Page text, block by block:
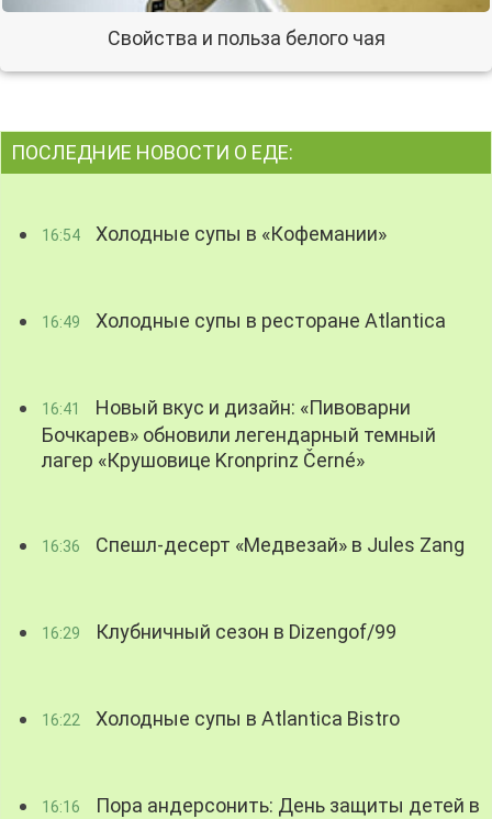
Свойства и польза белого чая
ПОСЛЕДНИЕ НОВОСТИ О ЕДЕ:
16:54 Холодные супы в «Кофемании»
16:49 Холодные супы в ресторане Atlantica
16:41
Новый вкус и дизайн: «Пивоварни
Бочкарев» обновили легендарный темный
лагер «Крушовице Kronprinz Černé»
16:36 Спешл-десерт «Медвезай» в Jules Zang
16:29 Клубничный сезон в Dizengof/99
16:22 Холодные супы в Atlantica Bistro
16:16
Пора андерсонить: День защиты детей в